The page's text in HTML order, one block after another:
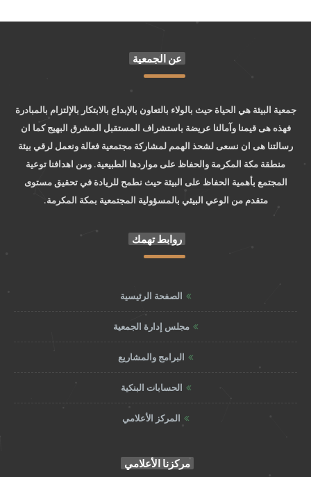
عن الجمعية
جمعية البيئة هي الحياة حيث بالولاء بالتعاون بالإبداع بالابتكار بالإلتزام بالمبادرة
فهذه هى قيمنا وآمالنا عريضة باستشراف المستقبل المشرق البهيج كما ان
رسالتنا هى ان نسعى لشحذ الهمم لمشاركة مجتمعية فعالة ونعمل لرقي بيئة
منطقة مكة المكرمة والحفاظ على مواردها الطبيعية. ومن اهدافنا توعية
المجتمع بأهمية الحفاظ على البيئة حيث نطمح للريادة في تحقيق مستوى
متقدم من الوعي البيئي بالمسؤولية المجتمعية بمكة المكرمة.
روابط تهمك
الصفحة الرئيسية
مجلس إدارة الجمعية
البرامج والمشاريع
الحسابات البنكية
المركز الأعلامي
مركزنا الأعلامي